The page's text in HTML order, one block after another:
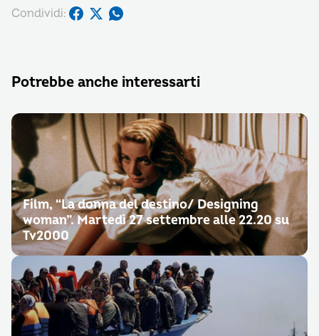
Condividi:
Potrebbe anche interessarti
Film, “La donna del destino/ Designing
woman”. Martedì 27 settembre alle 22.20 su
Tv2000